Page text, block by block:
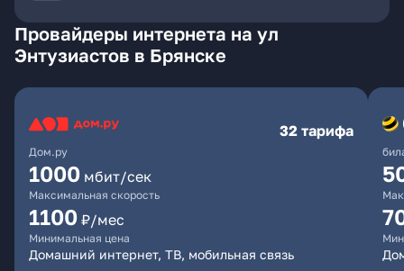
Провайдеры интернета на ул
Энтузиастов в Брянске
Дом.ру
32 тарифа
1000 мбит/сек
Максимальная скорость
1100 ₽/мес
Минимальная цена
Домашний интернет, ТВ, мобильная связь